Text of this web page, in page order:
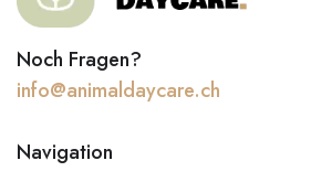
Noch Fragen?
info@animaldaycare.ch
Navigation